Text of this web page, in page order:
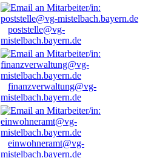
poststelle@vg-
mistelbach.bayern.de
finanzverwaltung@vg-
mistelbach.bayern.de
einwohneramt@vg-
mistelbach.bayern.de